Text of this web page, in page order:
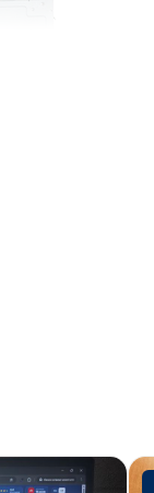
ПК от
свои услуги.